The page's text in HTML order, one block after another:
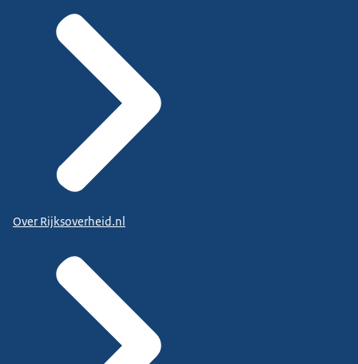
Over Rijksoverheid.nl